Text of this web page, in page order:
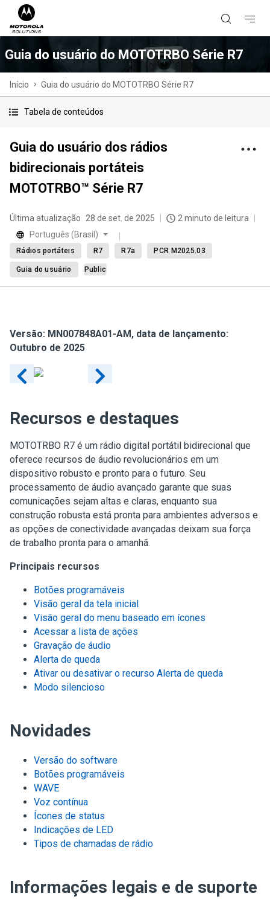
Guia do usuário do MOTOTRBO Série R7
Início Guia do usuário do MOTOTRBO Série R7
Tabela de conteúdos
Guia do usuário dos rádios
bidirecionais portáteis
MOTOTRBO™ Série R7
Última atualização 28 de set. de 2025
2 minuto de leitura
Português (Brasil)
Rádios portáteis R7 R7a PCR M2025.03
Guia do usuário Public
Versão: MN007848A01-AM, data de lançamento:
Outubro de 2025
Recursos e destaques
MOTOTRBO R7 é um rádio digital portátil bidirecional que
oferece recursos de áudio revolucionários em um
dispositivo robusto e pronto para o futuro. Seu
processamento de áudio avançado garante que suas
comunicações sejam altas e claras, enquanto sua
construção robusta está pronta para ambientes adversos e
as opções de conectividade avançadas deixam sua força
de trabalho pronta para o amanhã.
Principais recursos
Botões programáveis
Visão geral da tela inicial
Visão geral do menu baseado em ícones
Acessar a lista de ações
Gravação de áudio
Alerta de queda
Ativar ou desativar o recurso Alerta de queda
Modo silencioso
Novidades
Versão do software
Botões programáveis
WAVE
Voz contínua
Ícones de status
Indicações de LED
Tipos de chamadas de rádio
Informações legais e de suporte